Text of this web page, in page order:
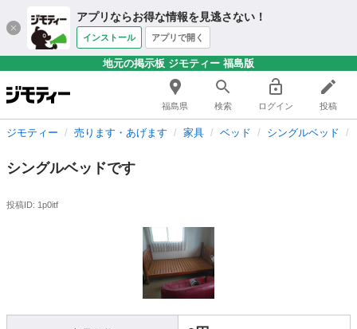
アプリならお得な情報を見逃さない！
インストール アプリで開く
地元の掲示板 ジモティー 福島版
福島県 検索 ログイン 投稿
ジモティー 売ります・あげます 家具 ベッド シングルベッド
シングルベッドです
投稿ID: 1p0itf